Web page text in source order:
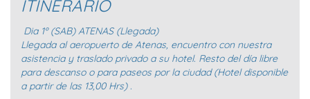
ITINERARIO
Dia 1º (SAB) ATENAS (Llegada)
Llegada al aeropuerto de Atenas, encuentro con nuestra
asistencia y traslado privado a su hotel. Resto del día libre
para descanso o para paseos por la ciudad (Hotel disponible
a partir de las 13,00 Hrs) .